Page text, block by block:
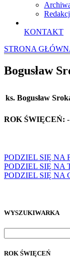
KONTAKT
STRONA
Bogusław
ks. Bogusław
ROK ŚWIĘCEŃ: -
PODZIEL SIĘ NA
PODZIEL SIĘ NA
PODZIEL SIĘ NA
WYSZUKIWARKA
ROK ŚWIĘCEŃ